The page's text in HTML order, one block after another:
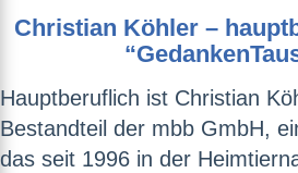
Christian Köhler –
Hauptberuflich ist Christian
Bestandteil der mbb GmbH,
das seit 1996 in der